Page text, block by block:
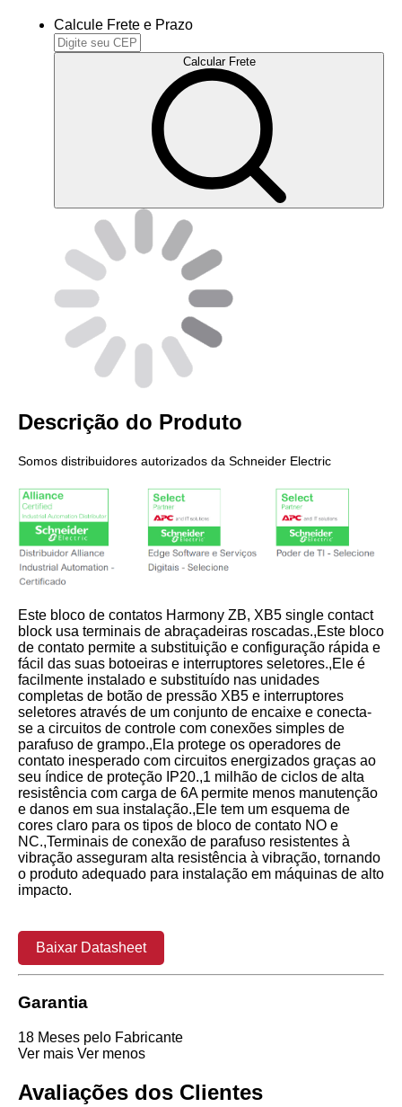
Calcule Frete e Prazo
Calcular Frete
Descrição do Produto
Somos distribuidores autorizados da Schneider Electric
Este bloco de contatos Harmony ZB, XB5 single contact
block usa terminais de abraçadeiras roscadas.,Este bloco
de contato permite a substituição e configuração rápida e
fácil das suas botoeiras e interruptores seletores.,Ele é
facilmente instalado e substituído nas unidades
completas de botão de pressão XB5 e interruptores
seletores através de um conjunto de encaixe e conecta-
se a circuitos de controle com conexões simples de
parafuso de grampo.,Ela protege os operadores de
contato inesperado com circuitos energizados graças ao
seu índice de proteção IP20.,1 milhão de ciclos de alta
resistência com carga de 6A permite menos manutenção
e danos em sua instalação.,Ele tem um esquema de
cores claro para os tipos de bloco de contato NO e
NC.,Terminais de conexão de parafuso resistentes à
vibração asseguram alta resistência à vibração, tornando
o produto adequado para instalação em máquinas de alto
impacto.
Baixar Datasheet
Garantia
18 Meses pelo Fabricante
Ver mais Ver menos
Avaliações dos Clientes